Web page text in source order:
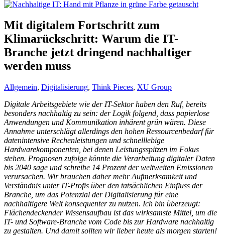
Mit digitalem Fortschritt zum
Klimarückschritt: Warum die IT-
Branche jetzt dringend nachhaltiger
werden muss
Allgemein, Digitalisierung, Think Pieces, XU Group
Digitale Arbeitsgebiete wie der IT-Sektor haben den Ruf, bereits
besonders nachhaltig zu sein: der Logik folgend, dass papierlose
Anwendungen und Kommunikation inhärent grün wären. Diese
Annahme unterschlägt allerdings den hohen Ressourcenbedarf für
datenintensive Rechenleistungen und schnelllebige
Hardwarekomponenten, bei denen Leistungsspitzen im Fokus
stehen. Prognosen zufolge könnte die Verarbeitung digitaler Daten
bis 2040 sage und schreibe 14 Prozent der weltweiten Emissionen
verursachen. Wir brauchen daher mehr Aufmerksamkeit und
Verständnis unter IT-Profis über den tatsächlichen Einfluss der
Branche, um das Potenzial der Digitalisierung für eine
nachhaltigere Welt konsequenter zu nutzen. Ich bin überzeugt:
Flächendeckender Wissensaufbau ist das wirksamste Mittel, um die
IT- und Software-Branche vom Code bis zur Hardware nachhaltig
zu gestalten. Und damit sollten wir lieber heute als morgen starten!